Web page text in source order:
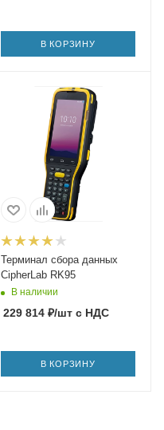
В КОРЗИНУ
Терминал сбора данных
CipherLab RK95
В наличии
229 814₽/штс НДС
В КОРЗИНУ